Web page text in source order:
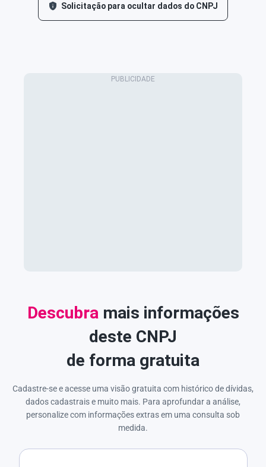
Solicitação para ocultar dados do CNPJ
Descubra mais informações
deste CNPJ
de forma gratuita
Cadastre-se e acesse uma visão gratuita com histórico de dívidas,
dados cadastrais e muito mais. Para aprofundar a análise,
personalize com informações extras em uma consulta sob
medida.